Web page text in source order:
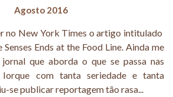
Agosto 2016
no New York Times o artigo intitulado
Senses Ends at the Food Line. Ainda me
que aborda o que se passa nas
com tanta seriedade e tanta
se publicar reportagem tão rasa...